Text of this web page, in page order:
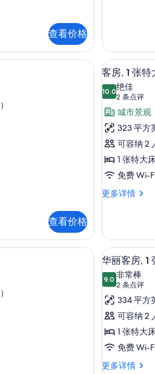
查看价格
障
碍,
泳
池
景
观
的
所
有
照
张
大
床,
无
障
碍,
泳
池
景
观
多
信
上用品、客房内保险箱、办公桌、遮光窗帘
查看价格
显
示
客
房,
1
张
特
大
床,
景
观,
行
政
层
的
所
有
照
5
客房, 1 张
10.010.0 分，满分
绝佳
2 条点评
(2
条
点
评)
城市景观
323 平方
可容纳 2
1 张特大
免费 Wi-
更多详情
客
特
大
床,
市
观,
行
层
更
信
上用品、客房内保险箱、办公桌、遮光窗帘
显
示
华
丽
客
房,
1
张
2
华丽客房, 1
9.09.0 分，满分
非常棒
2 条点评
(2
条
点
评)
334 平方
可容纳 2
1 张特大
免费 Wi-
更多详情
华